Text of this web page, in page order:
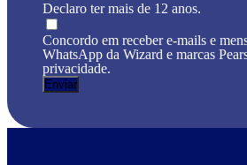
Declaro ter mais de 12 anos.
Concordo em receber e-mails e
WhatsApp da Wizard e marcas
privacidade.